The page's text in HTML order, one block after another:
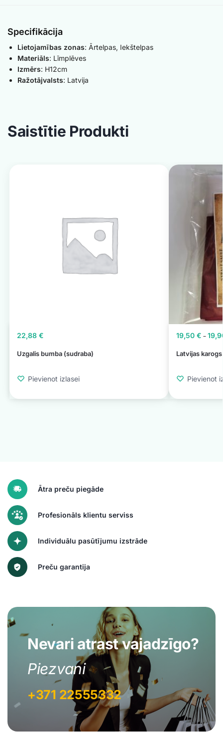
Specifikācija
Lietojamības zonas: Ārtelpas, Iekštelpas
Materiāls: Līmplēves
Izmērs: H12cm
Ražotājvalsts: Latvija
Saistītie Produkti
Uzgalis bumba (sudraba)
22,88 €
Pievienot izlasei
Latvijas
19,50 € –
Pievienot
Ātra preču piegāde
Profesionāls klientu serviss
Individuālu pasūtījumu izstrāde
Preču garantija
Nevari atrast vajadzīgo?
Piezvani
+371 22555332